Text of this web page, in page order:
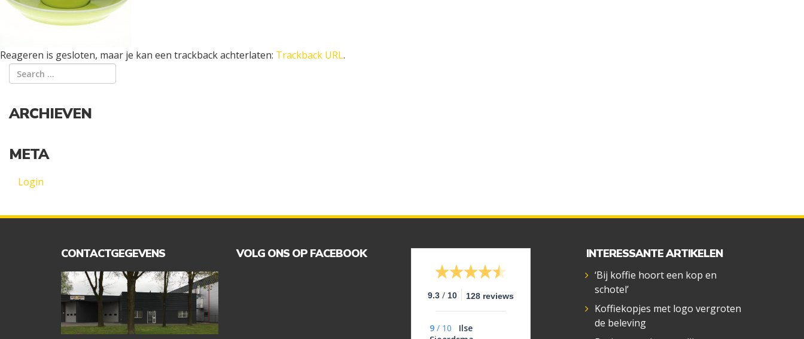
Reageren is gesloten, maar je kan een trackback achterlaten: Trackback URL.
ARCHIEVEN
META
Login
CONTACTGEGEVENS VOLG ONS OP FACEBOOK
9.3 / 10 128 reviews
9 / 10
Ilse
INTERESSANTE ARTIKELEN
‘Bij koffie hoort een kop en
schotel’
Koffiekopjes met logo vergroten
de beleving